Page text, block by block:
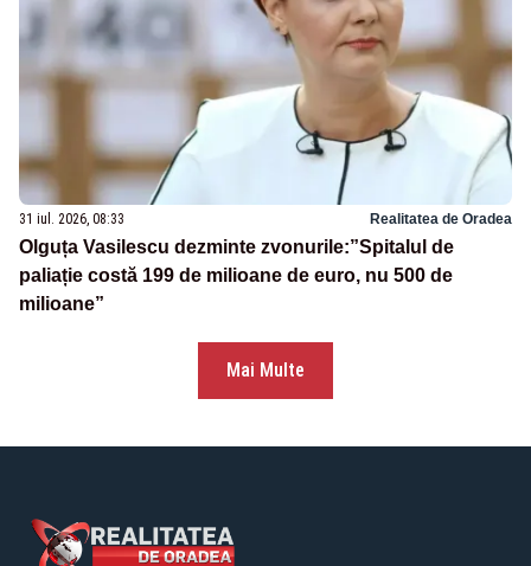
31 iul. 2026, 08:33 Realitatea de Oradea
Olguța Vasilescu dezminte zvonurile:”Spitalul de
paliație costă 199 de milioane de euro, nu 500 de
milioane”
Mai Multe